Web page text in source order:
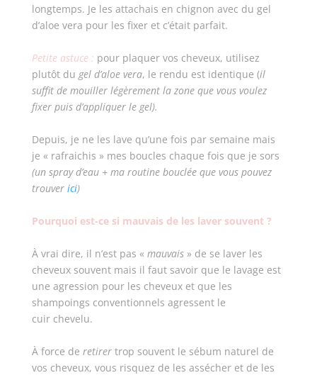
longtemps. Je les attachais en chignon avec du gel
d’aloe vera pour les fixer et c’était parfait.
Petite astuce : pour plaquer vos cheveux, utilisez
plutôt du gel d’aloe vera, le rendu est identique (il
suffit de mouiller légèrement la zone que vous voulez
fixer puis d’appliquer le gel).
Depuis, je ne les lave qu’une fois par semaine mais
je « rafraichis » mes boucles chaque fois que je sors
(un spray d’eau + ma routine bouclée que vous pouvez
trouver ici)
Pourquoi est-ce si mauvais de les laver souvent ?
À vrai dire, il n’est pas « mauvais» de se laver les
cheveux souvent mais il faut savoir que le lavage est
une agression pour les cheveux et que les
shampoings conventionnels agressent le
cuir chevelu.
À force de retirertrop souvent le sébum naturel de
vos cheveux, vous risquez de les assécher et de les